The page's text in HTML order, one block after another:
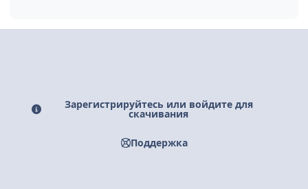
Зарегистрируйтесь или войдите для
скачивания
Поддержка